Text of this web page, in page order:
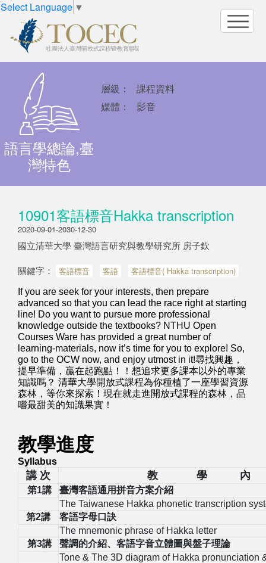
Select Language ▼
語言學總論,臺
灣特色
層級：
課程資料
媒體：
影音
10901客語標音Hakka transcription
2020-09-01-2030-12-30
國立清華大學 臺灣語言研究與教學研究所 房子欽
關鍵字：
客語標音 客語 客語標音( Hakka transcription)
If you are seek for your interests, then prepare
advanced so that you can lead the race right at starting
line! Do you want to pursue more professional
knowledge outside the textbooks? NTHU Open
Courses Ware has provided a great number of
learning-materials, now it’s time for you to explore! So,
go to the OCW now, and enjoy utmost in it!尋找興趣，
提早準備，贏在起跑點！！想追求更多課本以外的專業
知識嗎？ 清華大學開放式課程為你種植了一座學習資源
森林，等你來探索！現在就走進開放式課程的森林，品
嚐最甜美的知識果實！
教學進度
Syllabus
講 次 教 學 內
第1講
臺灣客語通用拼音方案介紹
The Taiwanese Hakka phonetic transcription
第2講
客語字母口訣
The mnemonic phrase of Hakka letter
第3講
聲調的介紹、客語字音立體圖與盤子理論
Tone & The 3D diagram of Hakka pronunciation